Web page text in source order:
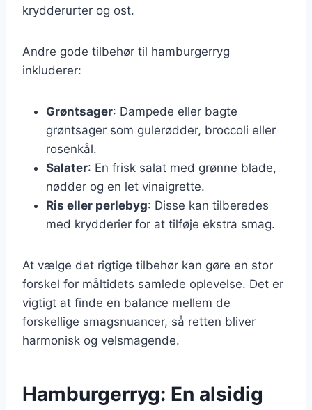
krydderurter og ost.
Andre gode tilbehør til hamburgerryg
inkluderer:
Grøntsager: Dampede eller bagte
grøntsager som gulerødder, broccoli eller
rosenkål.
Salater: En frisk salat med grønne blade,
nødder og en let vinaigrette.
Ris eller perlebyg: Disse kan tilberedes
med krydderier for at tilføje ekstra smag.
At vælge det rigtige tilbehør kan gøre en stor
forskel for måltidets samlede oplevelse. Det er
vigtigt at finde en balance mellem de
forskellige smagsnuancer, så retten bliver
harmonisk og velsmagende.
Hamburgerryg: En alsidig